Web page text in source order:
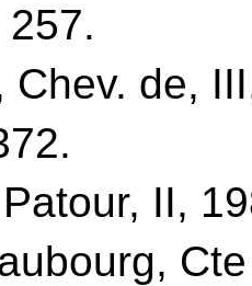
Chev. de,
II,